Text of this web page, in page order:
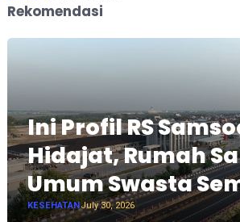
Rekomendasi
Ini Profil RS
Hidajat, Rumah
Umum Swasta
KESEHATANJuly 30, 2026